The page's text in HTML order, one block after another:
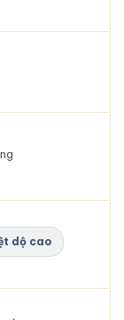
dộ cao